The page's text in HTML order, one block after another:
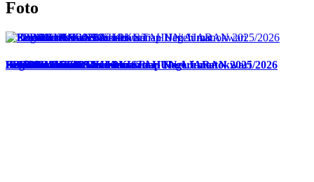
Foto
Kelas Pembibitan
Seminar Siswa SMK Kehutanan Negeri manokwari
PRAMUKA 2025
SISWA/I KELAS XII PKL TAHUN AJARAN 2025/2026
Penilaian Akhir Semester
Korsit SMKK N Manokwari
PPDB
Drumband
Kegiatan Senam Bersama Setiap Hari Jumat